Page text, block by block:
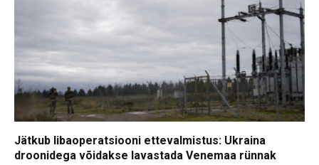
Jätkub libaoperatsiooni ettevalmistus: Ukraina
droonidega võidakse lavastada Venemaa rünnak